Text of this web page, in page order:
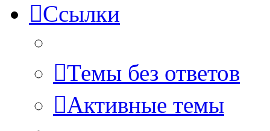
Ссылки
Темы без ответов
Активные темы